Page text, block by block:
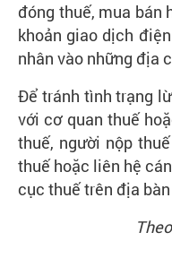
đóng thuế, mua bán
khoản giao dịch
nhân vào những địa
Để tránh tình trạng
với cơ quan thuế
thuế, người nộp
thuế hoặc liên hệ
cục thuế trên địa
Theo